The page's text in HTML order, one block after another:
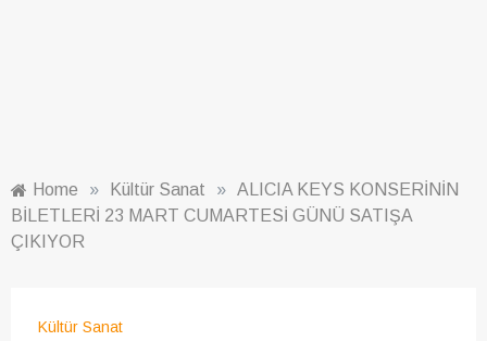
Home » Kültür Sanat » ALICIA KEYS KONSERİNİN
BİLETLERİ 23 MART CUMARTESİ GÜNÜ SATIŞA
ÇIKIYOR
Kültür Sanat